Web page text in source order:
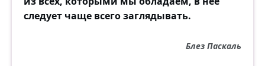
следует чаще всего заглядывать.
Блез Паскаль